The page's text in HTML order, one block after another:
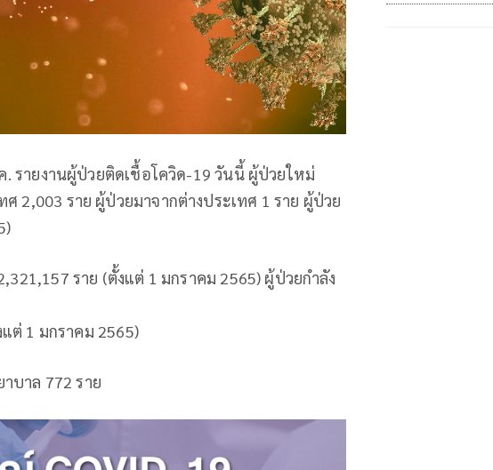
รายงานผู้ป่วยติดเชื้อโควิด-19 วันนี้ ผู้ป่วยใหม่
2,003 ราย ผู้ป่วยมาจากต่างประเทศ 1 ราย ผู้ป่วย
ราย (ตั้งแต่ 1 มกราคม 2565) ผู้ป่วยกำลัง
ต่ 1 มกราคม 2565)
บาล 772 ราย